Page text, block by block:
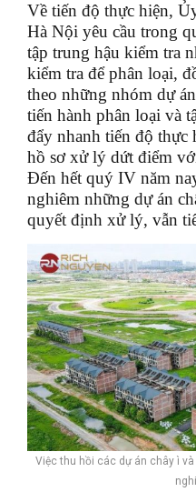
Về tiến độ thực hiện,
Hà Nội yêu cầu trong
tập trung hậu kiểm tra
kiểm tra để phân loại,
theo những nhóm dự
tiến hành phân loại và
đẩy nhanh tiến độ thực
hồ sơ xử lý dứt điểm
Đến hết quý IV năm
nghiêm những dự án
quyết định xử lý, vẫn
Việc thu hồi các dự án chây ì